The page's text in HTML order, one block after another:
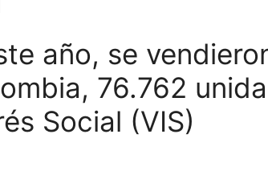
año, se
76.762
Social (VIS)